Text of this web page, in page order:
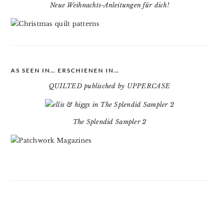
Neue Weihnachts-Anleitungen für dich!
AS SEEN IN… ERSCHIENEN IN…
QUILTED publisched by UPPERCASE
The Splendid Sampler 2